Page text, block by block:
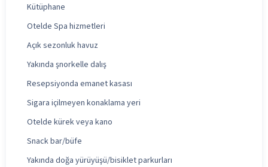
Kütüphane
Otelde Spa hizmetleri
Açık sezonluk havuz
Yakında şnorkelle dalış
Resepsiyonda emanet kasası
Sigara içilmeyen konaklama yeri
Otelde kürek veya kano
Snack bar/büfe
Yakında doğa yürüyüşü/bisiklet parkurları